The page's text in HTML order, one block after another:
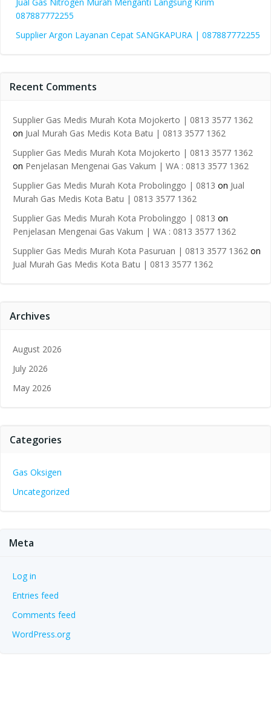
087887772255
Supplier Argon Layanan Cepat SANGKAPURA | 087887772255
Recent Comments
Supplier Gas Medis Murah Kota Mojokerto | 0813 3577 1362
on Jual Murah Gas Medis Kota Batu | 0813 3577 1362
Supplier Gas Medis Murah Kota Mojokerto | 0813 3577 1362
on Penjelasan Mengenai Gas Vakum | WA : 0813 3577 1362
Supplier Gas Medis Murah Kota Probolinggo | 0813 on Jual
Murah Gas Medis Kota Batu | 0813 3577 1362
Supplier Gas Medis Murah Kota Probolinggo | 0813 on
Penjelasan Mengenai Gas Vakum | WA : 0813 3577 1362
Supplier Gas Medis Murah Kota Pasuruan | 0813 3577 1362 on
Jual Murah Gas Medis Kota Batu | 0813 3577 1362
Archives
August 2026
July 2026
May 2026
Categories
Gas Oksigen
Uncategorized
Meta
Log in
Entries feed
Comments feed
WordPress.org